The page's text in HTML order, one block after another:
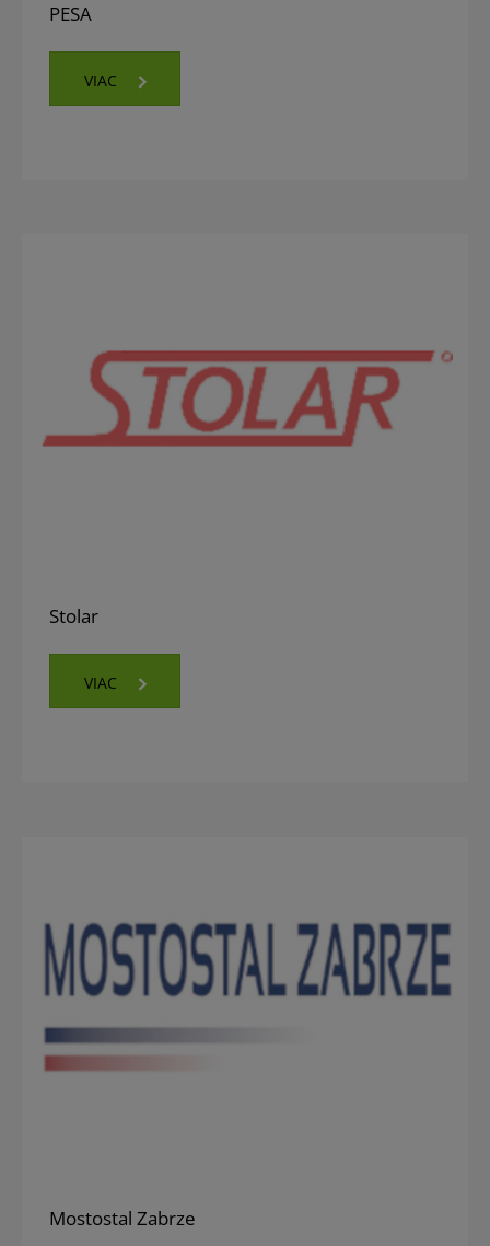
PESA
VIAC
Stolar
VIAC
Mostostal Zabrze